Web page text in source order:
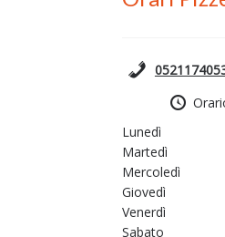
Lunedì
Martedì
Mercoledì
Giovedì
Venerdì
Sabato